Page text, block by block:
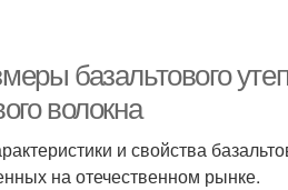
базальтового
волокна
и свойства
на отечественном рынке.